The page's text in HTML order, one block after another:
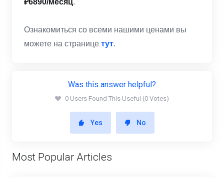
₽6890/месяц.
Ознакомиться со всеми нашими ценами вы
можете на странице тут.
Was this answer helpful?
0 Users Found This Useful (0 Votes)
Yes No
Most Popular Articles